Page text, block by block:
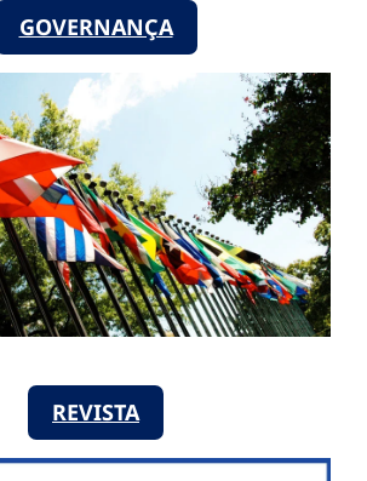
GOVERNANÇA
REVISTA